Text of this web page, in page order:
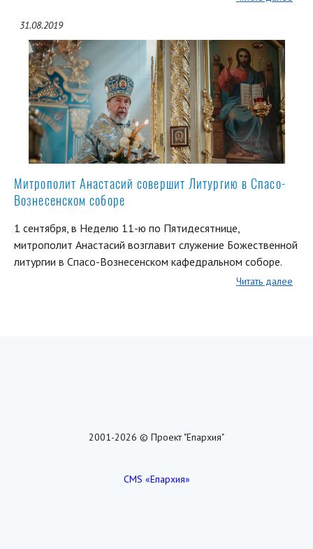
31.08.2019
Митрополит Анастасий совершит Литургию в Спасо-
Вознесенском соборе
1 сентября, в Неделю 11-ю по Пятидесятнице,
митрополит Анастасий возглавит служение Божественной
литургии в Спасо-Вознесенском кафедральном соборе.
Читать далее
2001-2026 © Проект "Епархия"
CMS «Епархия»